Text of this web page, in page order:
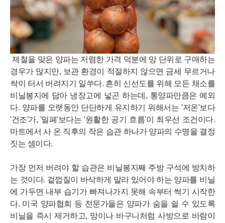
제철을 맞은 양파는 저렴한 가격 덕분에 망 단위로 구매하는
경우가 많지만, 보관 환경이 적절하지 않으면 금세 무르거나
싹이 터서 버려지기 일쑤다. 흔히 신선도를 위해 모든 채소를
비닐봉지에 담아 냉장고에 넣곤 하는데, 통양파만큼은 예외
다. 양파를 오랫동안 단단하게 유지하기 위해서는 '저온'보다
'건조'가, '밀폐'보다는 '원활한 공기 흐름'이 최우선 조건이다.
마트에서 사 온 직후의 작은 습관 하나가 양파의 수명을 결정
짓는 셈이다.
가장 먼저 버려야 할 습관은 비닐봉지째 주방 구석에 방치하
는 것이다. 겉껍질이 바삭하게 말라 있어야 하는 양파를 비닐
에 가두면 내부 습기가 빠져나가지 못해 속부터 썩기 시작한
다. 미국 양파협회 등 전문가들은 양파가 숨을 쉴 수 있도록
비닐을 즉시 제거하고, 망이나 바구니처럼 사방으로 바람이